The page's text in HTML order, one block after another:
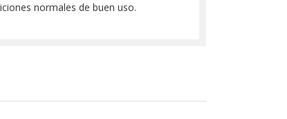
normales de buen uso.